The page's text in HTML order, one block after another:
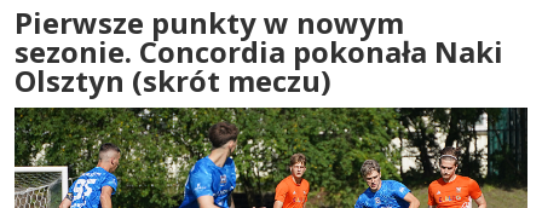
Pierwsze punkty w nowym
sezonie. Concordia pokonała Naki
Olsztyn (skrót meczu)